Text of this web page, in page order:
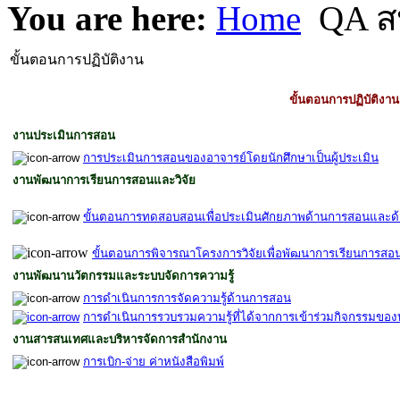
You are here: Home QA
ขั้นตอนการปฏิบัติงาน
ขั้นตอนการปฏิบัติงาน
งานประเมินการสอน
การประเมินการสอนของอาจารย์โดยนักศึกษาเป็นผู้ประเมิน
งานพัฒนาการเรียนการสอนและวิจัย
ขั้นตอนการทดสอบสอนเพื่อประเมินศักยภาพด้านการสอนและ
ขั้นตอนการพิจารณาโครงการวิจัยเพื่อพัฒนาการเรียนการสอ
งานพัฒนานวัตกรรมและระบบจัดการความรู้
การดำเนินการการจัดความรู้ด้านการสอน
การดำเนินการรวบรวมความรู้ที่ได้จากการเข้าร่วมกิจกรรมขอ
งานสารสนเทศและบริหารจัดการสำนักงาน
การเบิก-จ่าย ค่าหนังสือพิมพ์